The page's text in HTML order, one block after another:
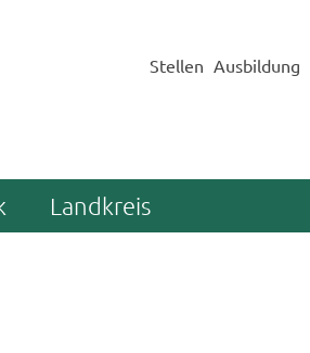
Stellen Ausbildung
Landkreis